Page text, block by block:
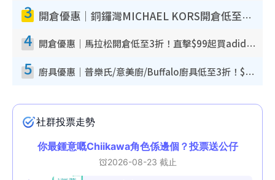
3 開倉優惠｜銅鑼灣MICHAEL KORS開倉低至17折！直擊$500起買手袋/銀包/鞋款 必買經典Jet Set系列
4 開倉優惠｜馬拉松開倉低至3折！直擊$99起買adidas／New Balance／Puma鞋款 STANLEY保溫杯劈價至$119起
5 廚具優惠｜普樂氏/意美廚/Buffalo廚具低至3折！$89起買煎鍋／炒鑊／個人鍋 同場小家電激減至$99起